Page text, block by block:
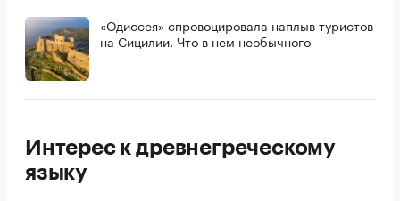
«Одиссея» спровоцировала наплыв туристов
на Сицилии. Что в нем необычного
Интерес к древнегреческому
языку